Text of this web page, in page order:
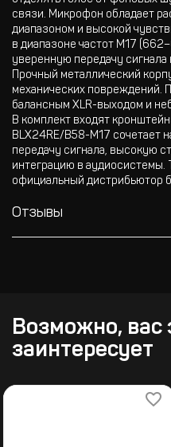
связи. Микрофон обладает
диапазоном и высокой
в диапазоне частот M17
уверенную передачу сигнала
Прочный металлический
механических повреждений.
балансным XLR-выходом и
В комплект входят
BLX24RE/B58-M17 сочетает
передачу сигнала, высокую
интеграцию в аудиосистемы.
официальный дистрибьютор
Отзывы
Возможно, вас
заинтересует